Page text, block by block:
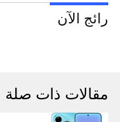
رائج الآن
مقالات ذات صلة